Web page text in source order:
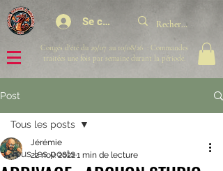
Se connecter
Congés d'été du 29/07 au 10/08/26 : Commandes
traitées une fois par semaine durant la période.
Post
Tous les posts
Tous les posts
Jérémie
22 nov. 20221 min de lecture